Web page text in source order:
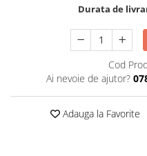
Durata de
Cod
Ai nevoie de ajutor?
Adauga la Favorite